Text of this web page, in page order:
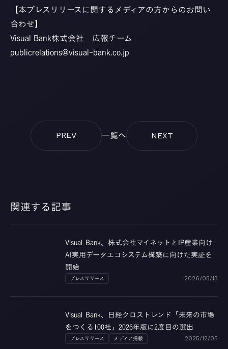
【本プレスリリースに関するメディアの方からのお問い
合わせ】
Visual Bank株式会社 広報チーム
publicrelations@visual-bank.co.jp
PREV 一覧へ NEXT
関連する記事
Visual Bank、株式会社マイネットとIP産業向け
AI実用データエコシステム構築に向けた実証を
開始
プレスリリース 2026/05/13
Visual Bank、日経クロストレンド「未来の市場
をつくる100社」2026年版に2度目の選出
プレスリリース メディア掲載 2025/12/05